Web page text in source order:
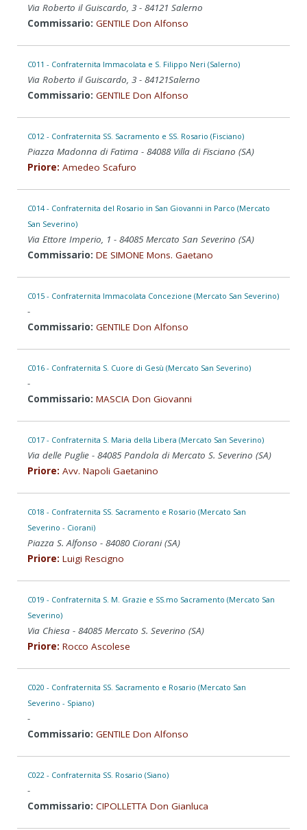
Via Roberto il Guiscardo, 3 - 84121 Salerno
Commissario: GENTILE Don Alfonso
C011 - Confraternita Immacolata e S. Filippo Neri (Salerno)
Via Roberto il Guiscardo, 3 - 84121Salerno
Commissario: GENTILE Don Alfonso
C012 - Confraternita SS. Sacramento e SS. Rosario (Fisciano)
Piazza Madonna di Fatima - 84088 Villa di Fisciano (SA)
Priore: Amedeo Scafuro
C014 - Confraternita del Rosario in San Giovanni in Parco (Mercato
San Severino)
Via Ettore Imperio, 1 - 84085 Mercato San Severino (SA)
Commissario: DE SIMONE Mons. Gaetano
C015 - Confraternita Immacolata Concezione (Mercato San Severino)
-
Commissario: GENTILE Don Alfonso
C016 - Confraternita S. Cuore di Gesù (Mercato San Severino)
-
Commissario: MASCIA Don Giovanni
C017 - Confraternita S. Maria della Libera (Mercato San Severino)
Via delle Puglie - 84085 Pandola di Mercato S. Severino (SA)
Priore: Avv. Napoli Gaetanino
C018 - Confraternita SS. Sacramento e Rosario (Mercato San
Severino - Ciorani)
Piazza S. Alfonso - 84080 Ciorani (SA)
Priore: Luigi Rescigno
C019 - Confraternita S. M. Grazie e SS.mo Sacramento (Mercato San
Severino)
Via Chiesa - 84085 Mercato S. Severino (SA)
Priore: Rocco Ascolese
C020 - Confraternita SS. Sacramento e Rosario (Mercato San
Severino - Spiano)
-
Commissario: GENTILE Don Alfonso
C022 - Confraternita SS. Rosario (Siano)
-
Commissario: CIPOLLETTA Don Gianluca